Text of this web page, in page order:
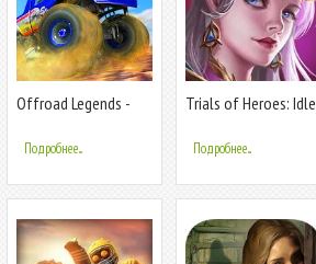
Offroad Legends -
Подробнее...
Trials of Heroes: Idle
Подробнее...